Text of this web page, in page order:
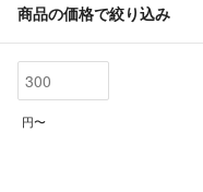
商品の価格で絞り込み
円〜